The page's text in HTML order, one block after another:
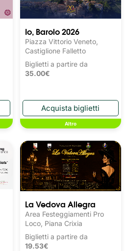
Io, Barolo 2026
Piazza Vittorio Veneto,
Castiglione Falletto
Biglietti a partire da
35.00€
Altro
La Vedova Allegra
Area Festeggiamenti Pro
Loco, Piana Crixia
Biglietti a partire da
19.53€